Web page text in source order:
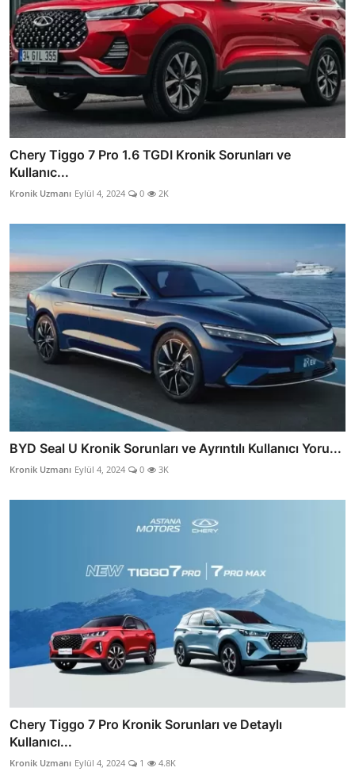
Chery Tiggo 7 Pro 1.6 TGDI Kronik Sorunları ve
Kullanıc...
Kronik Uzmanı Eylül 4, 2024 0 2K
BYD Seal U Kronik Sorunları ve Ayrıntılı Kullanıcı Yoru...
Kronik Uzmanı Eylül 4, 2024 0 3K
Chery Tiggo 7 Pro Kronik Sorunları ve Detaylı
Kullanıcı...
Kronik Uzmanı Eylül 4, 2024 1 4.8K